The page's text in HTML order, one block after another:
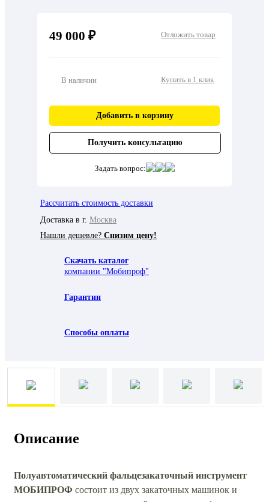
49 000 ₽ Отложить товар
В наличии Купить в 1 клик
Добавить в корзину
Получить консультацию
Задать вопрос:
Рассчитать стоимость доставки
Доставка в г. Москва
Нашли дешевле? Снизим цену!
Скачать каталог
компании "Мобипроф"
Гарантии
Способы оплаты
Описание
Полуавтоматический фальцезакаточный инструмент
МОБИПРОФ состоит из двух закаточных машинок и